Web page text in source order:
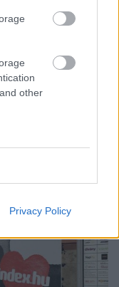
other
Privacy Policy
a Fidesztől
szájkarate pedig
célpontja a
az Index, a